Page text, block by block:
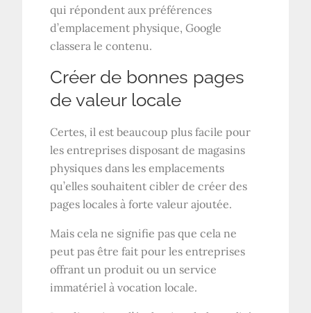
qui répondent aux préférences
d’emplacement physique, Google
classera le contenu.
Créer de bonnes pages
de valeur locale
Certes, il est beaucoup plus facile pour
les entreprises disposant de magasins
physiques dans les emplacements
qu’elles souhaitent cibler de créer des
pages locales à forte valeur ajoutée.
Mais cela ne signifie pas que cela ne
peut pas être fait pour les entreprises
offrant un produit ou un service
immatériel à vocation locale.